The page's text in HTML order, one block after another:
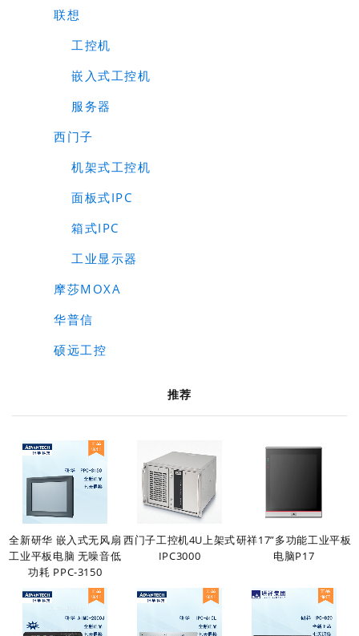
联想
工控机
嵌入式工控机
服务器
西门子
机架式工控机
面板式IPC
箱式IPC
工业显示器
摩莎MOXA
华普信
硕远工控
推荐
全新研华 嵌入式无风扇
工业平板电脑 无噪音低
功耗 PPC-3150
西门子工控机4U上架式
IPC3000
研祥17”多功能工业平板
电脑P17